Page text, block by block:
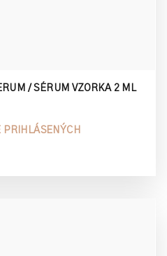
/ SÉRUM VZORKA 2 ML
PRIHLÁSENÝCH